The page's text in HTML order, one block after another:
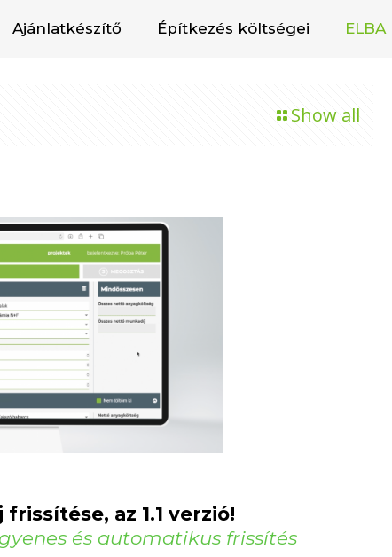
Ajánlatkészítő Építkezés költségei
Show all
az 1.1 verzió!
és automatikus frissítés